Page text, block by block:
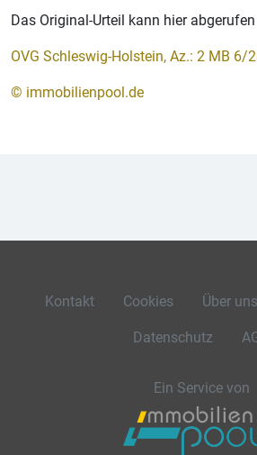
Das Original-Urteil kann hier
OVG Schleswig-Holstein, Az.: 2 MB 6/
© immobilienpool.de
Kontakt Cookies Über uns
Datenschutz
Ein Service von